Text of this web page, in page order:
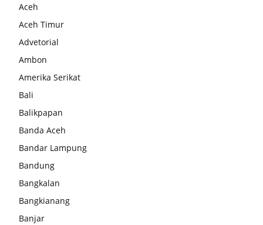
Aceh
Aceh Timur
Advetorial
Ambon
Amerika Serikat
Bali
Balikpapan
Banda Aceh
Bandar Lampung
Bandung
Bangkalan
Bangkianang
Banjar